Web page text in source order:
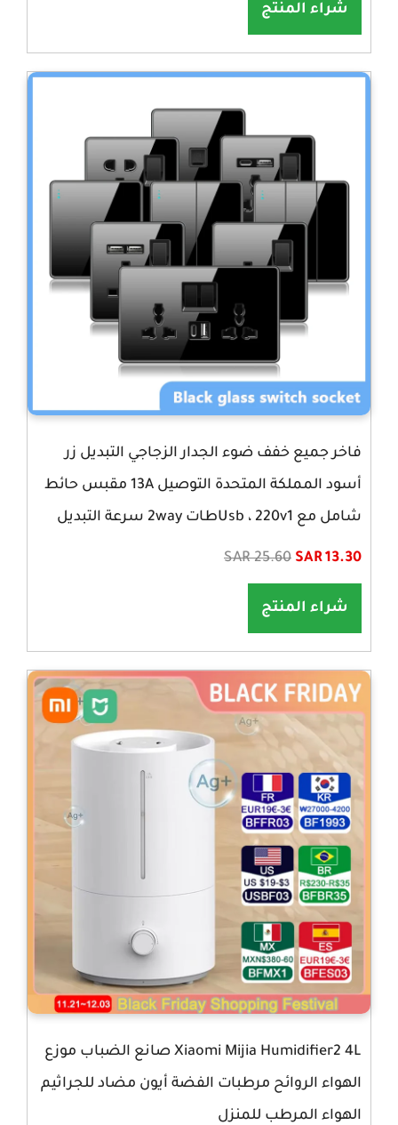
شراء المنتج
فاخر جميع خفف ضوء الجدار الزجاجي التبديل زر
أسود المملكة المتحدة التوصيل 13A مقبس حائط
شامل مع Usb ، 220v1طات 2way سرعة التبديل
SAR 25.60 SAR 13.30
شراء المنتج
Xiaomi Mijia Humidifier2 4L صانع الضباب موزع
الهواء الروائح مرطبات الفضة أيون مضاد للجراثيم
الهواء المرطب للمنزل